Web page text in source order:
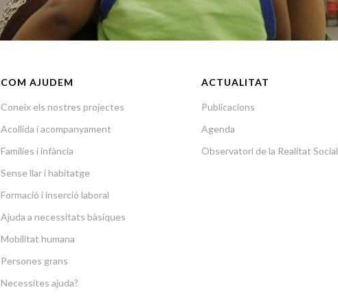
COM AJUDEM
Coneix els nostres projectes
Acollida i acompanyament
Famílies i infància
Sense llar i habitatge
Formació i inserció laboral
Ajuda a necessitats bàsiques
Mobilitat humana
Persones grans
Necessites ajuda?
ACTUALITAT
Publicacions
Agenda
Observatori de la Realitat Social